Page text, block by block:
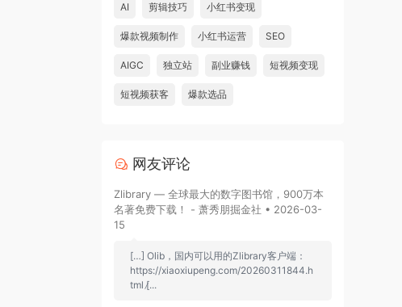
AI 剪辑技巧 小红书变现
爆款视频制作 小红书运营 SEO
AIGC 独立站 副业赚钱 短视频变现
短视频获客 爆款选品
网友评论
Zlibrary — 全球最大的数字图书馆，900万本
名著免费下载！ - 萧秀朋掘金社 • 2026-03-
15
[…] Olib，国内可以用的Zlibrary客户端：
https://xiaoxiupeng.com/20260311844.h
tml [̷...